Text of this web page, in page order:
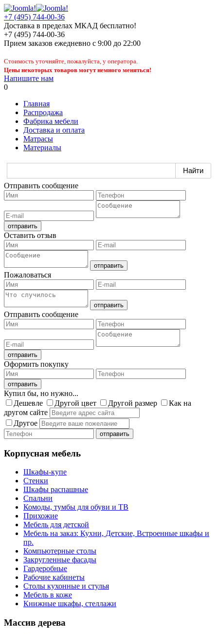
+7 (495) 744-00-36
Доставка в пределах МКАД бесплатно!
+7 (495) 744-00-36
Прием заказов ежедневно с 9:00 до 22:00
Стоимость уточняйте, пожалуйста, у оператора.
Цены некоторых товаров могут немного меняться!
Напишите нам
0
Главная
Распродажа
Фабрика мебели
Доставка и оплата
Матрасы
Материалы
Отправить сообщение
Оставить отзыв
Пожаловаться
Отправить сообщение
Оформить покупку
Купил бы, но нужно...
Дешевле
Другой цвет Другой размер
Как на
другом сайте
Другое
Корпусная мебель
Шкафы-купе
Стенки
Шкафы распашные
Спальни
Комоды, тумбы для обуви и ТВ
Прихожие
Мебель для детской
Мебель на заказ: Кухни, Детские, Встроенные шкафы и
пр.
Компьютерные столы
Закругленные фасады
Гардеробные
Рабочие кабинеты
Столы кухонные и стулья
Мебель в коже
Книжные шкафы, стеллажи
Массив дерева